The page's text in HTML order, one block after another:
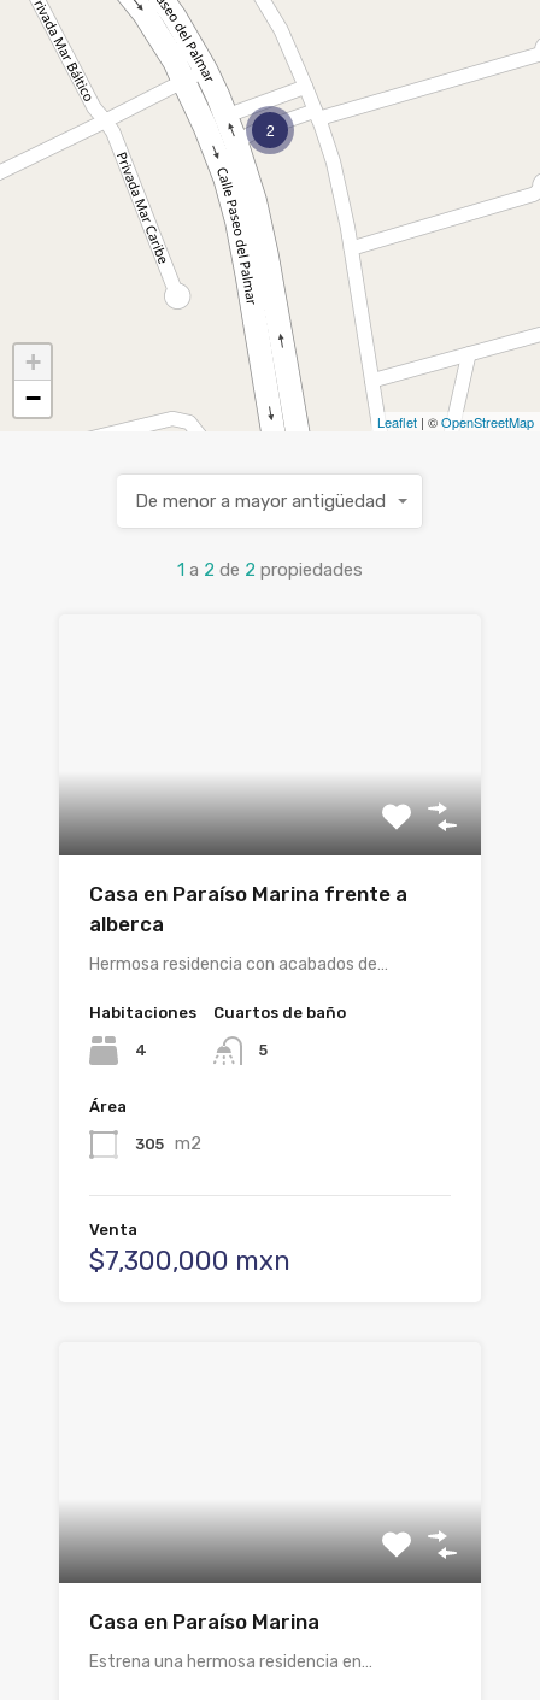
2
+
−
Leaflet | ©OpenStreetMap
1 a 2 de 2 propiedades
De menor a mayor antigüedad
Casa en Paraíso Marina frente a
alberca
Hermosa residencia con acabados de…
Habitaciones
4
Cuartos de baño
5
Área
305 m2
Venta
$7,300,000 mxn
Casa en Paraíso Marina
Estrena una hermosa residencia en…